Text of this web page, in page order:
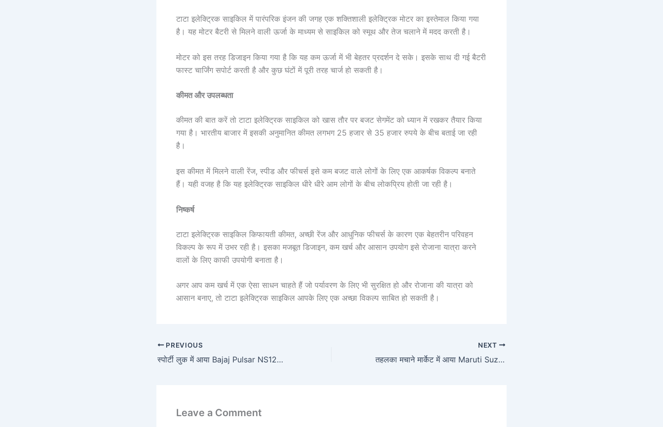
टाटा इलेक्ट्रिक साइकिल में पारंपरिक इंजन की जगह एक शक्तिशाली इलेक्ट्रिक मोटर का इस्तेमाल किया गया
है। यह मोटर बैटरी से मिलने वाली ऊर्जा के माध्यम से साइकिल को स्मूथ और तेज चलाने में मदद करती है।
मोटर को इस तरह डिजाइन किया गया है कि यह कम ऊर्जा में भी बेहतर प्रदर्शन दे सके। इसके साथ दी गई बैटरी
फास्ट चार्जिंग सपोर्ट करती है और कुछ घंटों में पूरी तरह चार्ज हो सकती है।
कीमत और उपलब्धता
कीमत की बात करें तो टाटा इलेक्ट्रिक साइकिल को खास तौर पर बजट सेगमेंट को ध्यान में रखकर तैयार किया
गया है। भारतीय बाजार में इसकी अनुमानित कीमत लगभग 25 हजार से 35 हजार रुपये के बीच बताई जा रही
है।
इस कीमत में मिलने वाली रेंज, स्पीड और फीचर्स इसे कम बजट वाले लोगों के लिए एक आकर्षक विकल्प बनाते
हैं। यही वजह है कि यह इलेक्ट्रिक साइकिल धीरे धीरे आम लोगों के बीच लोकप्रिय होती जा रही है।
निष्कर्ष
टाटा इलेक्ट्रिक साइकिल किफायती कीमत, अच्छी रेंज और आधुनिक फीचर्स के कारण एक बेहतरीन परिवहन
विकल्प के रूप में उभर रही है। इसका मजबूत डिजाइन, कम खर्च और आसान उपयोग इसे रोजाना यात्रा करने
वालों के लिए काफी उपयोगी बनाता है।
अगर आप कम खर्च में एक ऐसा साधन चाहते हैं जो पर्यावरण के लिए भी सुरक्षित हो और रोजाना की यात्रा को
आसान बनाए, तो टाटा इलेक्ट्रिक साइकिल आपके लिए एक अच्छा विकल्प साबित हो सकती है।
PREVIOUS
स्पोर्टी लुक में आया Bajaj Pulsar NS125, मिलेगा 50 Kmpl का दमदार माइलेज, सिर्फ 2,500 रुपये/माह EMI पर
NEXT
तहलका मचाने मार्केट में आया Maruti Suzuki Brezza, 2856CC दमदार इंजन के साथ मिलेगा 25 Kmpl का तगड़ा माइलेज
Leave a Comment